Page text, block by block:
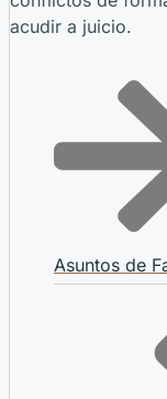
acudir a juicio.
Asuntos de